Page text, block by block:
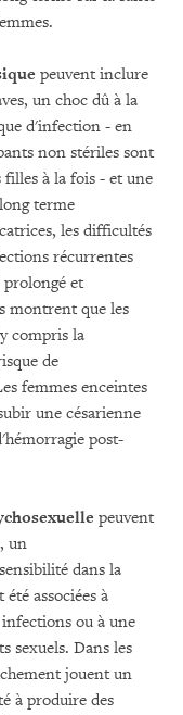
peuvent inclure
un choc dû à la
d'infection - en
non stériles sont
à la fois - et une
terme
les difficultés
récurrentes
prolongé et
montrent que les
compris la
de
femmes enceintes
une césarienne
post-
peuvent
un
dans la
associées à
ou à une
sexuels. Dans les
jouent un
à produire des